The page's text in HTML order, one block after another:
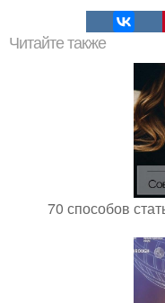
Читайте также
70 способов